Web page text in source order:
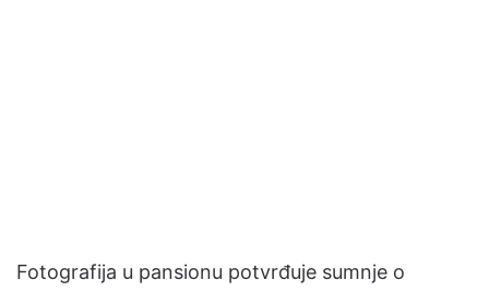
Fotografija u pansionu potvrđuje sumnje o